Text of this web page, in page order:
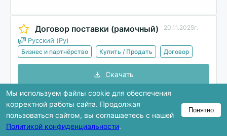
Договор поставки (рамочный) 20.11.2025г.
Русский (Ру)
Бизнес и партнёрство Купить / Продать Договор
Скачать
В предпросмотре показана только часть
документа. Полная версия доступна после
скачивания.
Мы используем файлы cookie для обеспечения
корректной работы сайта. Продолжая
пользоваться сайтом, вы соглашаетесь с нашей
Политикой конфиденциальности.
Понятно